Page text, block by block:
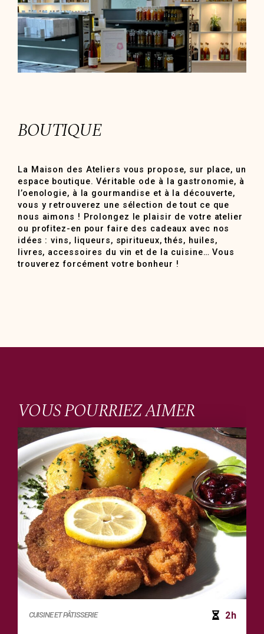
BOUTIQUE
La Maison des Ateliers vous propose, sur place, un
espace boutique. Véritable ode à la gastronomie, à
l’oenologie, à la gourmandise et à la découverte,
vous y retrouverez une sélection de tout ce que
nous aimons ! Prolongez le plaisir de votre atelier
ou profitez-en pour faire des cadeaux avec nos
idées : vins, liqueurs, spiritueux, thés, huiles,
livres, accessoires du vin et de la cuisine… Vous
trouverez forcément votre bonheur !
VOUS POURRIEZ AIMER
CUISINE ET PÂTISSERIE 2h